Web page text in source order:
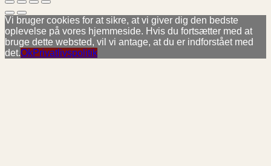
Vi bruger cookies for at sikre, at vi giver dig den bedste
oplevelse på vores hjemmeside. Hvis du fortsætter med at
bruge dette websted, vil vi antage, at du er indforstået med
det.OkPrivatlivspolitik